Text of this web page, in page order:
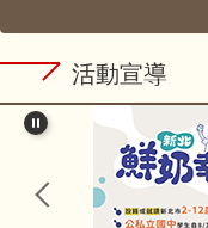
活動宣導